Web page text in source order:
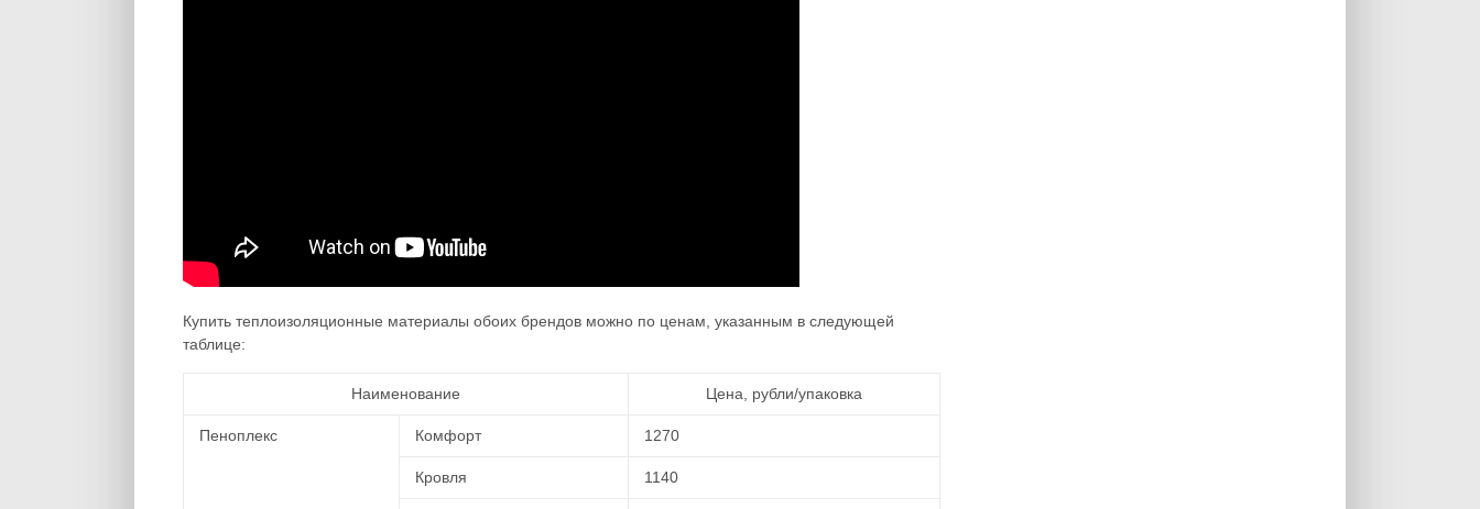
Купить теплоизоляционные материалы обоих брендов можно по ценам, указанным в следующей
таблице:
Наименование Цена, рубли/упаковка
Пеноплекс Комфорт 1270
Кровля 1140